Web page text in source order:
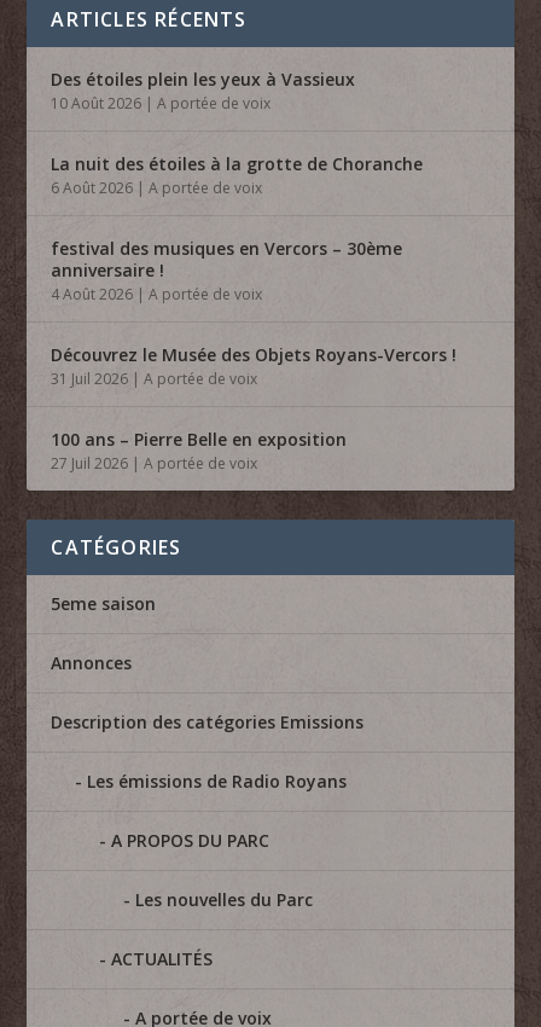
ARTICLES RÉCENTS
Des étoiles plein les yeux à Vassieux
10 Août 2026 |A portée de voix
La nuit des étoiles à la grotte de Choranche
6 Août 2026 |A portée de voix
festival des musiques en Vercors – 30ème
anniversaire !
4 Août 2026 |A portée de voix
Découvrez le Musée des Objets Royans-Vercors !
31 Juil 2026 |A portée de voix
100 ans – Pierre Belle en exposition
27 Juil 2026 |A portée de voix
CATÉGORIES
5eme saison
Annonces
Description des catégories Emissions
Les émissions de Radio Royans
A PROPOS DU PARC
Les nouvelles du Parc
ACTUALITÉS
A portée de voix